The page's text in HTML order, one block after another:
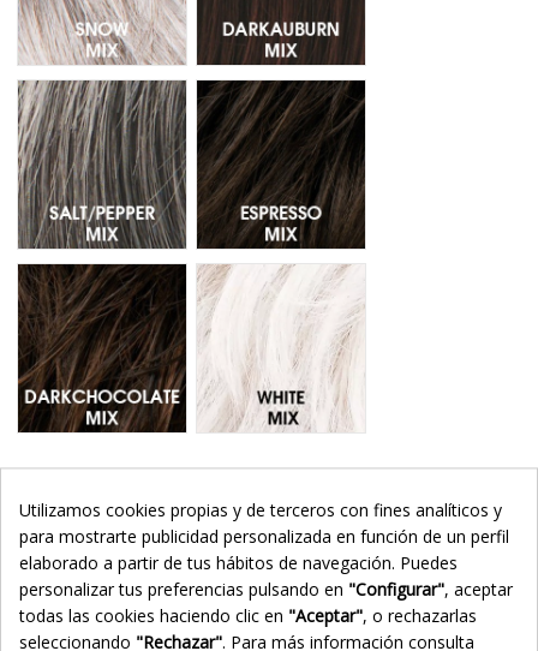
Salt/Pepper Mix - Mechas 39.51.44Espresso Mix - Mechas 4.6.2
Darkchocolate Mix - Mechas 6.33.4White Mix - Mechas 60
Añadir al carrito
Utilizamos cookies propias y de terceros con fines analíticos y
para mostrarte publicidad personalizada en función de un perfil
elaborado a partir de tus hábitos de navegación. Puedes
personalizar tus preferencias pulsando en "Configurar", aceptar
todas las cookies haciendo clic en "Aceptar", o rechazarlas
seleccionando "Rechazar". Para más información consulta